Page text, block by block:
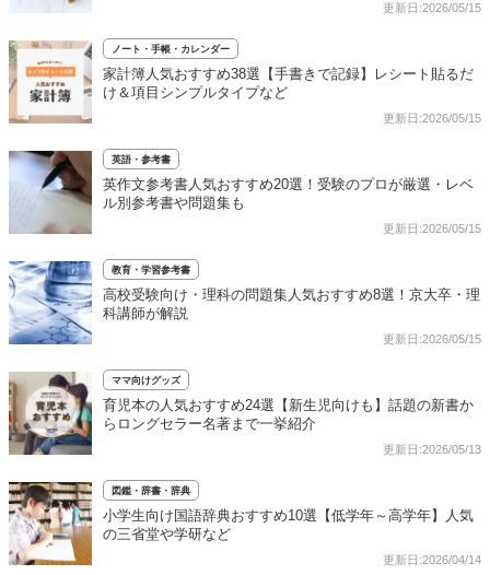
更新日:2026/05/15
ノート・手帳・カレンダー
家計簿人気おすすめ38選【手書きで記録】レシート貼るだ
け＆項目シンプルタイプなど
更新日:2026/05/15
英語・参考書
英作文参考書人気おすすめ20選！受験のプロが厳選・レベ
ル別参考書や問題集も
更新日:2026/05/15
教育・学習参考書
高校受験向け・理科の問題集人気おすすめ8選！京大卒・理
科講師が解説
更新日:2026/05/15
ママ向けグッズ
育児本の人気おすすめ24選【新生児向けも】話題の新書か
らロングセラー名著まで一挙紹介
更新日:2026/05/13
図鑑・辞書・辞典
小学生向け国語辞典おすすめ10選【低学年～高学年】人気
の三省堂や学研など
更新日:2026/04/14